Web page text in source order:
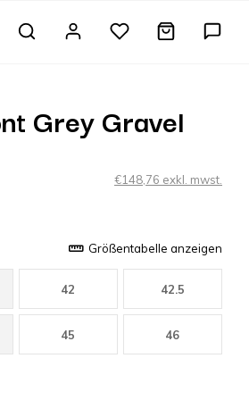
Grey Gravel
€148,76 exkl. mwst.
Größentabelle anzeigen
42 42.5
45 46